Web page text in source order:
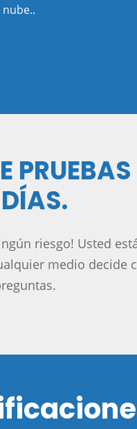
nube..
riesgo! Usted
medio decide